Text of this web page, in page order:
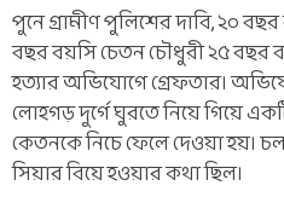
পুনে গ্রামীণ পুলিশের দাবি, ২০
বছর বয়সি চেতন চৌধুরী ২৫
হত্যার অভিযোগে গ্রেফতার।
লোহগড় দুর্গে ঘুরতে নিয়ে গিয়ে
কেতনকে নিচে ফেলে দেওয়া হয়।
সিয়ার বিয়ে হওয়ার কথা ছিল।